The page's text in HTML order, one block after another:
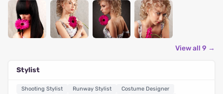
View all 9 →
Stylist
Shooting Stylist Runway Stylist
Costume Designer